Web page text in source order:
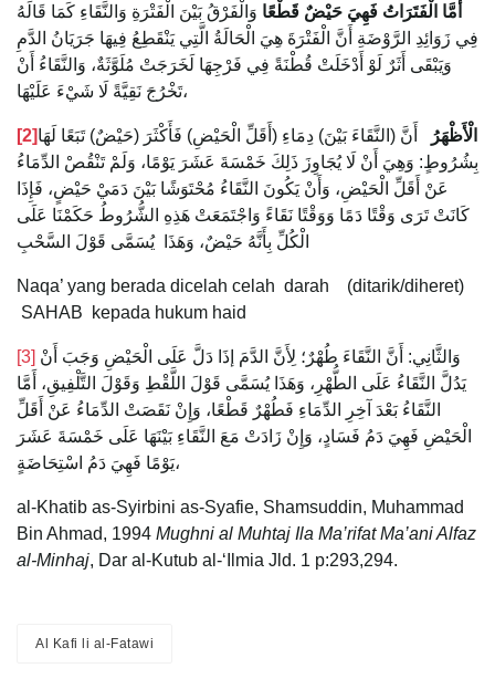
أَمَّا الْفَتَرَاتُ فَهِيَ حَيْضٌ قَطْعًا وَالْفَرْقُ بَيْنَ الْفَتْرَةِ وَالنَّقَاءِ كَمَا قَالَهُ
فِي زَوَائِدِ الرَّوْضَةِ أَنَّ الْفَتْرَةَ هِيَ الْحَالَةُ الَّتِي يَنْقَطِعُ فِيهَا جَرَيَانُ الدَّمِ
وَيَبْقَى أَثَرٌ لَوْ أَدْخَلَتْ قُطْنَةً فِي فَرْجِهَا لَخَرَجَتْ مُلَوَّثَةٌ، وَالنَّقَاءُ أَنْ
تَخْرُجَ نَقِيَّةً لَا شَيْءَ عَلَيْهَا،
[2] الْأَظْهَرُ
أَنَّ (النَّقَاءَ بَيْنَ) دِمَاءِ (أَقَلِّ الْحَيْضِ) فَأَكْثَرَ (حَيْضٌ) تَبَعًا لَهَا
بِشُرُوطٍ: وَهِيَ أَنْ لَا يُجَاوِزَ ذَلِكَ خَمْسَةَ عَشَرَ يَوْمًا، وَلَمْ تَنْقُصْ الدِّمَاءُ
عَنْ أَقَلِّ الْحَيْضِ، وَأَنْ يَكُونَ النَّقَاءُ مُحْتَوَشًا بَيْنَ دَمَيْ حَيْضٍ، فَإِذَا
كَانَتْ تَرَى وَقْتًا دَمًا وَوَقْتًا نَقَاءً وَاجْتَمَعَتْ هَذِهِ الشُّرُوطُ حَكَمْنَا عَلَى
الْكُلِّ بِأَنَّهُ حَيْضٌ، وَهَذَا يُسَمَّى قَوْلَ السَّحْبِ
Naqa’ yang berada dicelah celah darah (ditarik/diheret)
SAHAB kepada hukum haid
[3]
يَدُلَّ النَّقَاءُ عَلَى الطُّهْرِ، وَهَذَا يُسَمَّى قَوْلَ اللَّقْطِ وَقَوْلَ التَّلْفِيقِ، أَمَّا
النَّقَاءُ بَعْدَ آخِرِ الدِّمَاءِ فَطُهْرٌ قَطْعًا، وَإِنْ نَقَصَتْ الدِّمَاءُ عَنْ أَقَلِّ
الْحَيْضِ فَهِيَ دَمُ فَسَادٍ، وَإِنْ زَادَتْ مَعَ النَّقَاءِ بَيْنَهَا عَلَى خَمْسَةَ عَشَرَ
يَوْمًا فَهِيَ دَمُ اسْتِحَاضَةٍ،
al-Khatib as-Syirbini as-Syafie, Shamsuddin, Muhammad
Bin Ahmad, 1994 Mughni al Muhtaj Ila Ma’rifat Ma’ani Alfaz
al-Minhaj, Dar al-Kutub al-‘Ilmia Jld. 1 p:293,294.
Al Kafi li al-Fatawi